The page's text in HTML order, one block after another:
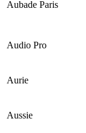
Aubade Paris
Audio Pro
Aurie
Aussie